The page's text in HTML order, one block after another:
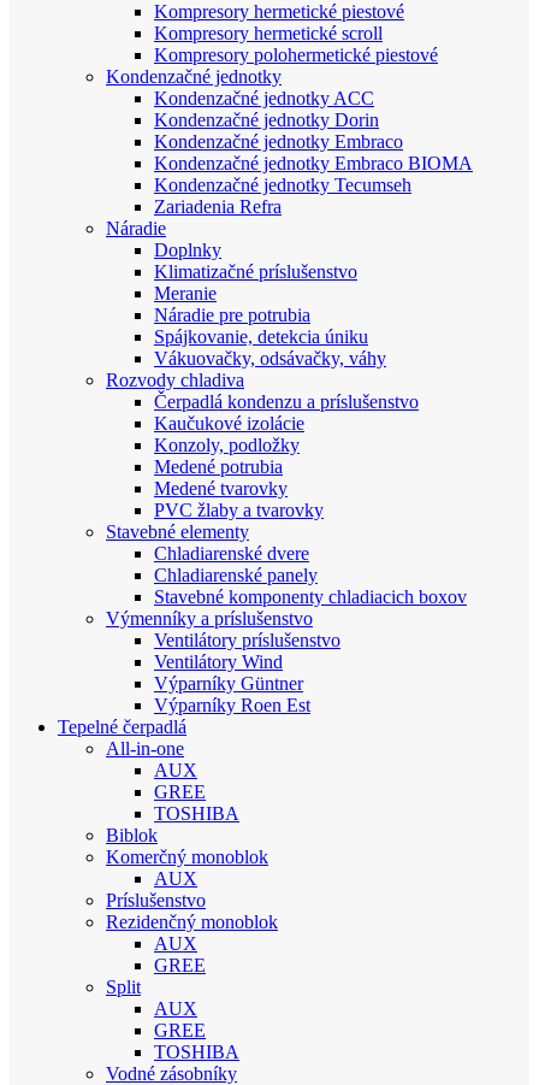
Kompresory hermetické piestové
Kompresory hermetické scroll
Kompresory polohermetické piestové
Kondenzačné jednotky
Kondenzačné jednotky ACC
Kondenzačné jednotky Dorin
Kondenzačné jednotky Embraco
Kondenzačné jednotky Embraco BIOMA
Kondenzačné jednotky Tecumseh
Zariadenia Refra
Náradie
Doplnky
Klimatizačné príslušenstvo
Meranie
Náradie pre potrubia
Spájkovanie, detekcia úniku
Vákuovačky, odsávačky, váhy
Rozvody chladiva
Čerpadlá kondenzu a príslušenstvo
Kaučukové izolácie
Konzoly, podložky
Medené potrubia
Medené tvarovky
PVC žlaby a tvarovky
Stavebné elementy
Chladiarenské dvere
Chladiarenské panely
Stavebné komponenty chladiacich boxov
Výmenníky a príslušenstvo
Ventilátory príslušenstvo
Ventilátory Wind
Výparníky Güntner
Výparníky Roen Est
Tepelné čerpadlá
All-in-one
AUX
GREE
TOSHIBA
Biblok
Komerčný monoblok
AUX
Príslušenstvo
Rezidenčný monoblok
AUX
GREE
Split
AUX
GREE
TOSHIBA
Vodné zásobníky